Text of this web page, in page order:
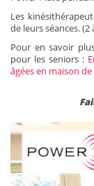
Les
de leurs séances.
Pour en savoir
pour les seniors :
âgées en maison